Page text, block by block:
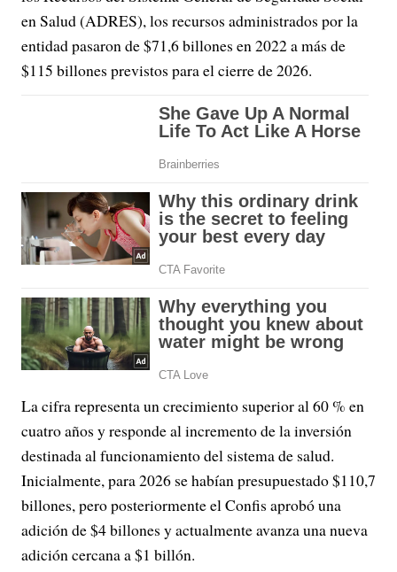
en Salud (ADRES), los recursos administrados por la
entidad pasaron de $71,6 billones en 2022 a más de
$115 billones previstos para el cierre de 2026.
La cifra representa un crecimiento superior al 60 % en
cuatro años y responde al incremento de la inversión
destinada al funcionamiento del sistema de salud.
Inicialmente, para 2026 se habían presupuestado $110,7
billones, pero posteriormente el Confis aprobó una
adición de $4 billones y actualmente avanza una nueva
adición cercana a $1 billón.